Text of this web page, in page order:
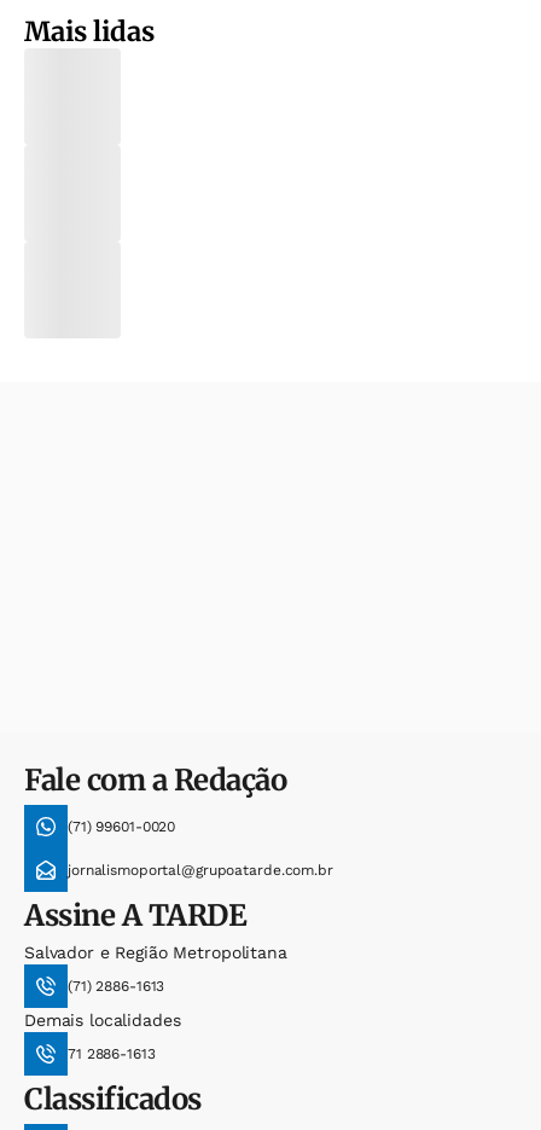
Mais lidas
Fale com a Redação
(71) 99601-0020
jornalismoportal@grupoatarde.com.br
AssineA TARDE
Salvador e Região Metropolitana
(71) 2886-1613
Demais localidades
71 2886-1613
Classificados